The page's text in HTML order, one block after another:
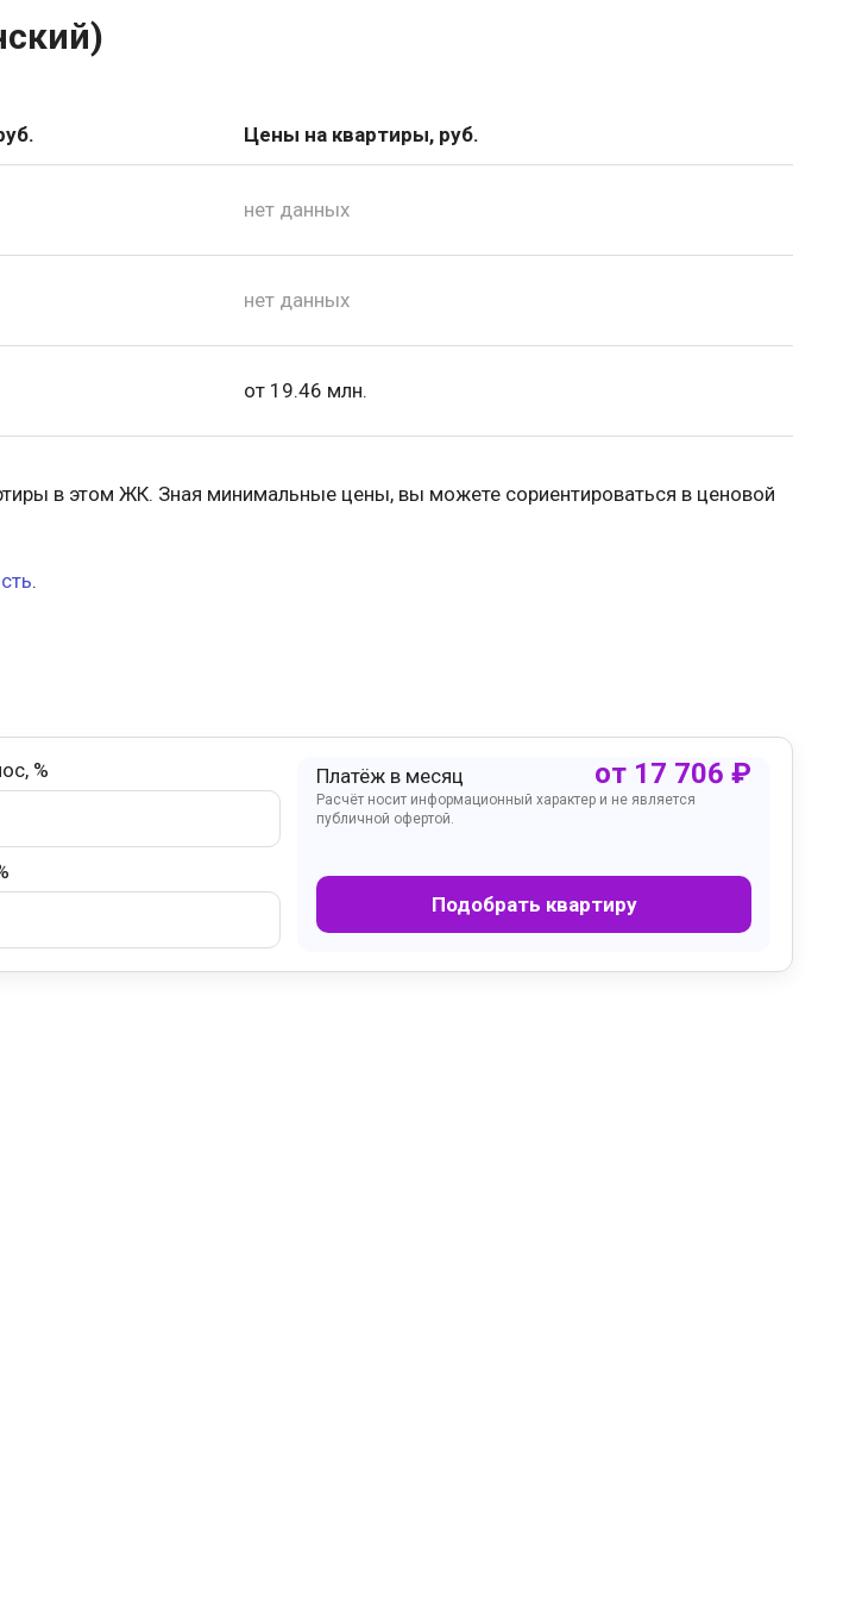
Цены на квартиры, руб.
нет данных
нет данных
от 19.46 млн.
в этом ЖК. Зная минимальные цены, вы можете сориентироваться в ценовой
.
% Платёж в месяц от 17 706 ₽
Расчёт носит информационный характер и не является
публичной офертой.
Подобрать квартиру